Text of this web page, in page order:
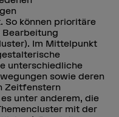
So können prioritäre
Im Mittelpunkt
unterschiedliche
sowie deren
Zeitfenstern
unter anderem, die
mit der